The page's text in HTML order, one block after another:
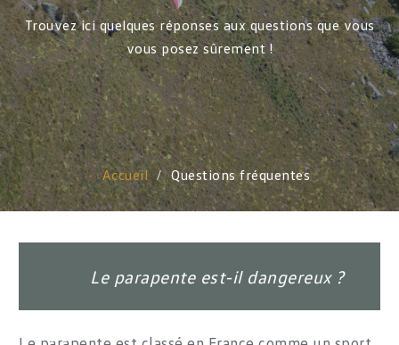
Trouvez ici quelques réponses aux questions que vous
vous posez sûrement !
Accueil Questions fréquentes
Le parapente est-il dangereux ?